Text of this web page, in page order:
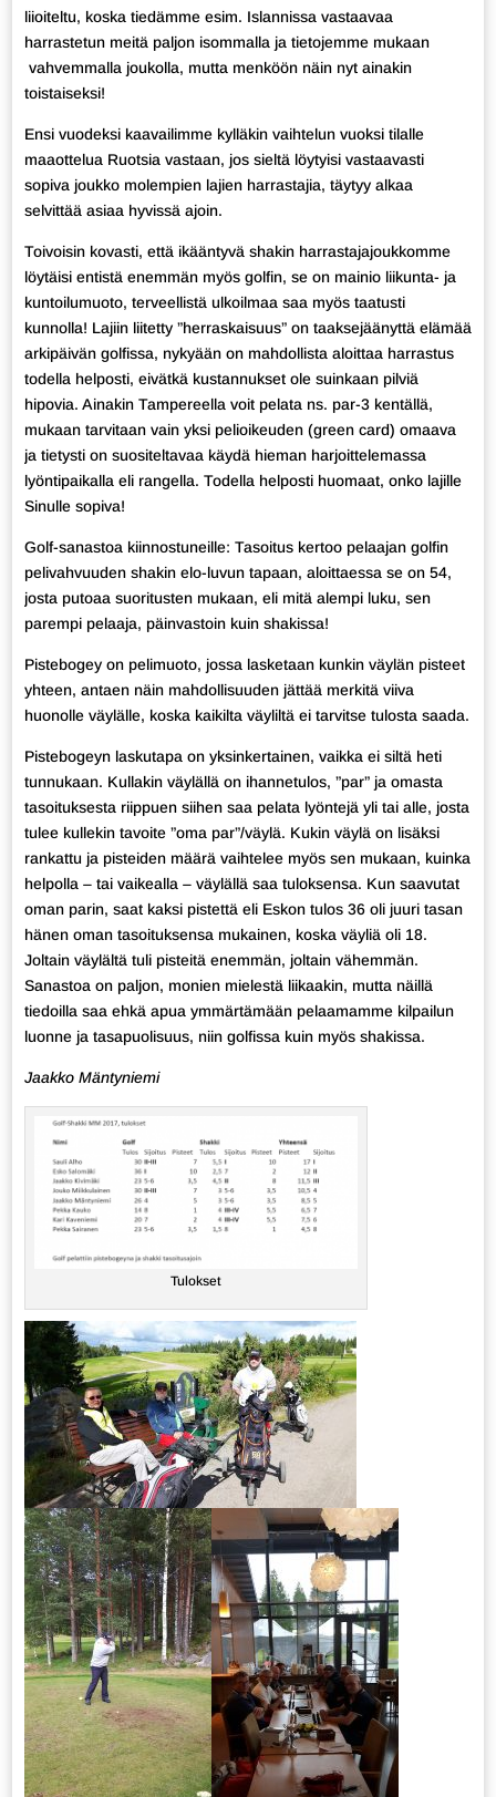
liioiteltu, koska tiedämme esim. Islannissa vastaavaa
harrastetun meitä paljon isommalla ja tietojemme mukaan
vahvemmalla joukolla, mutta menköön näin nyt ainakin
toistaiseksi!
Ensi vuodeksi kaavailimme kylläkin vaihtelun vuoksi tilalle
maaottelua Ruotsia vastaan, jos sieltä löytyisi vastaavasti
sopiva joukko molempien lajien harrastajia, täytyy alkaa
selvittää asiaa hyvissä ajoin.
Toivoisin kovasti, että ikääntyvä shakin harrastajajoukkomme
löytäisi entistä enemmän myös golfin, se on mainio liikunta- ja
kuntoilumuoto, terveellistä ulkoilmaa saa myös taatusti
kunnolla! Lajiin liitetty ”herraskaisuus” on taaksejäänyttä elämää
arkipäivän golfissa, nykyään on mahdollista aloittaa harrastus
todella helposti, eivätkä kustannukset ole suinkaan pilviä
hipovia. Ainakin Tampereella voit pelata ns. par-3 kentällä,
mukaan tarvitaan vain yksi pelioikeuden (green card) omaava
ja tietysti on suositeltavaa käydä hieman harjoittelemassa
lyöntipaikalla eli rangella. Todella helposti huomaat, onko lajille
Sinulle sopiva!
Golf-sanastoa kiinnostuneille: Tasoitus kertoo pelaajan golfin
pelivahvuuden shakin elo-luvun tapaan, aloittaessa se on 54,
josta putoaa suoritusten mukaan, eli mitä alempi luku, sen
parempi pelaaja, päinvastoin kuin shakissa!
Pistebogey on pelimuoto, jossa lasketaan kunkin väylän pisteet
yhteen, antaen näin mahdollisuuden jättää merkitä viiva
huonolle väylälle, koska kaikilta väyliltä ei tarvitse tulosta saada.
Pistebogeyn laskutapa on yksinkertainen, vaikka ei siltä heti
tunnukaan. Kullakin väylällä on ihannetulos, ”par” ja omasta
tasoituksesta riippuen siihen saa pelata lyöntejä yli tai alle, josta
tulee kullekin tavoite ”oma par”/väylä. Kukin väylä on lisäksi
rankattu ja pisteiden määrä vaihtelee myös sen mukaan, kuinka
helpolla – tai vaikealla – väylällä saa tuloksensa. Kun saavutat
oman parin, saat kaksi pistettä eli Eskon tulos 36 oli juuri tasan
hänen oman tasoituksensa mukainen, koska väyliä oli 18.
Joltain väylältä tuli pisteitä enemmän, joltain vähemmän.
Sanastoa on paljon, monien mielestä liikaakin, mutta näillä
tiedoilla saa ehkä apua ymmärtämään pelaamamme kilpailun
luonne ja tasapuolisuus, niin golfissa kuin myös shakissa.
Jaakko Mäntyniemi
Tulokset